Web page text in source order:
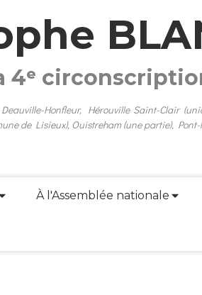
4ᵉ
Honfleur, Hérouville Saint-Clair
de Lisieux), Ouistreham (une partie),
À l'Assemblée nationale